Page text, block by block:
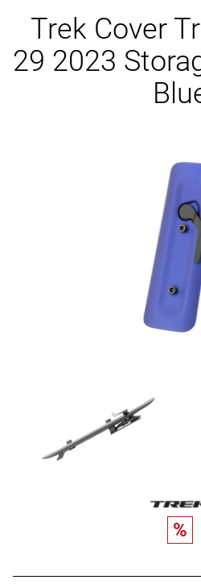
Trek Cover
29 2023
%